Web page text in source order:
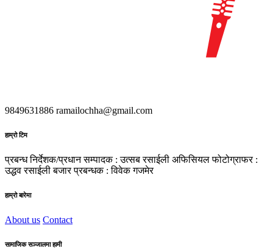
9849631886 ramailochha@gmail.com
हाम्रो टिम
प्रबन्ध निर्देशक/प्रधान सम्पादक : उत्सब रसाईली अफिसियल फोटोग्राफर :
उद्धव रसाईली बजार प्रबन्धक : विवेक गजमेर
हाम्रो बारेमा
About us Contact
सामाजिक सञ्जालमा हामी